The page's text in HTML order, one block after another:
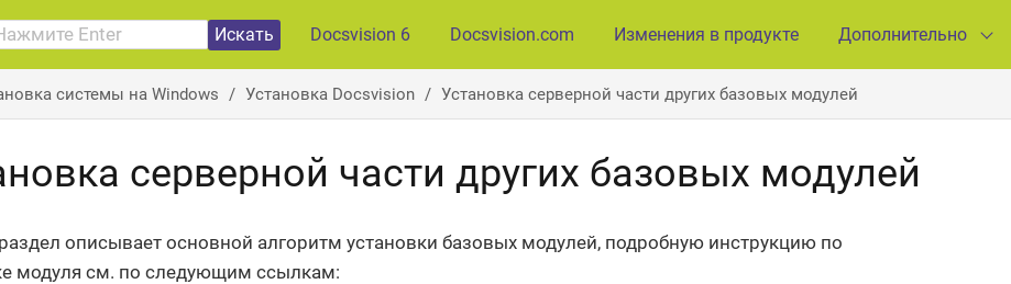
Искать Docsvision 6 Docsvision.com Изменения в продукте Дополнительно
системы на Windows Установка Docsvision Установка серверной части других базовых модулей
серверной части других базовых модулей
описывает основной алгоритм установки базовых модулей, подробную инструкцию по
модуля см. по следующим ссылкам: